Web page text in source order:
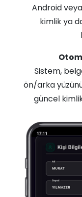
Android veya
kimlik ya
Sistem,
ön/arka
güncel